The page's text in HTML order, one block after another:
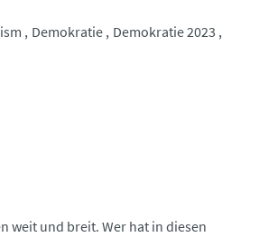
Demokratie Demokratie 2023
weit und breit. Wer hat in diesen